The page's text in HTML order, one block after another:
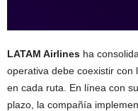
LATAM Airlines ha
operativa debe coexistir con
en cada ruta. En línea con
plazo, la compañía